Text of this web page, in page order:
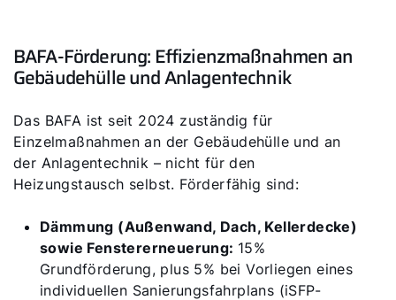
BAFA-Förderung: Effizienzmaßnahmen an
Gebäudehülle und Anlagentechnik
Das BAFA ist seit 2024 zuständig für
Einzelmaßnahmen an der Gebäudehülle und an
der Anlagentechnik – nicht für den
Heizungstausch selbst. Förderfähig sind:
Dämmung (Außenwand, Dach, Kellerdecke)
sowie Fenstererneuerung: 15%
Grundförderung, plus 5% bei Vorliegen eines
individuellen Sanierungsfahrplans (iSFP-